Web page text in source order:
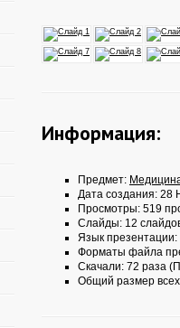
Информация:
Предмет:
Дата создания: 28
Просмотры: 519
Слайды: 12
Язык презентации:
Форматы файла
Скачали: 72 раза
Общий размер